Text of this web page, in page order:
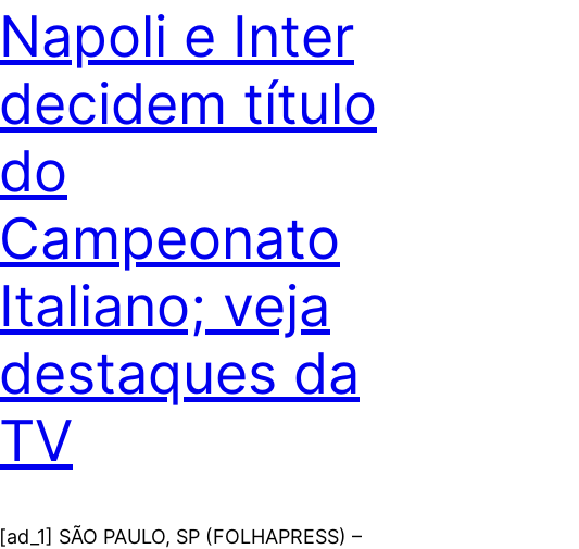
Napoli e Inter
decidem título
do
Campeonato
Italiano; veja
destaques da
TV
[ad_1] SÃO PAULO, SP (FOLHAPRESS) –